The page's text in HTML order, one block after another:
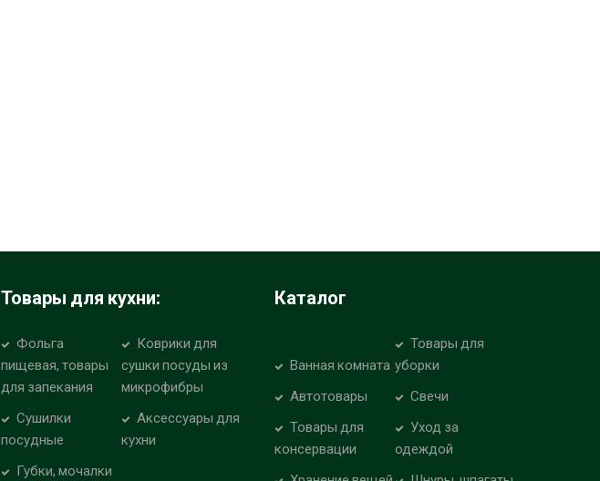
Товары для кухни:
Фольга
пищевая, товары
для запекания
Коврики для
сушки посуды из
микрофибры
Сушилки
посудные
Аксессуары для
кухни
Губки, мочалки
Каталог
Ванная комната
Товары для
уборки
Автотовары
Свечи
Товары для
консервации
Уход за
одеждой